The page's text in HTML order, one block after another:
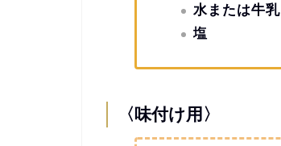
水または牛乳
塩
〈味付け用〉